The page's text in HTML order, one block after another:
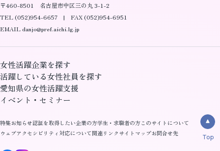
〒460-8501 名古屋市中区三の丸 3-1-2
TEL (052)954-6657 | FAX (052)954-6951
EMAIL danjo@pref.aichi.lg.jp
女性活躍企業を探す
活躍している女性社員を探す
愛知県の女性活躍支援
イベント・セミナー
特集お知らせ認証を取得したい企業の方学生・求職者の方このサイトについて
ウェブアクセシビリティ対応について関連リンクサイトマップお問合せ先
Top